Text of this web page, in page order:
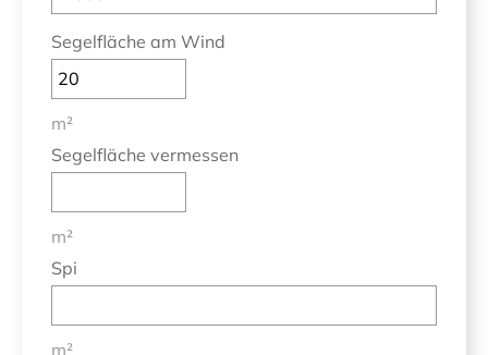
Segelfläche am Wind
m²
Segelfläche vermessen
m²
Spi
m²